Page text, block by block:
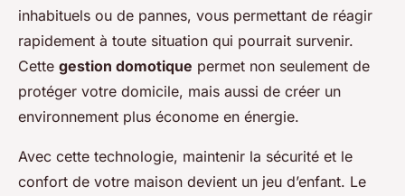
inhabituels ou de pannes, vous permettant de réagir
rapidement à toute situation qui pourrait survenir.
Cette gestion domotique permet non seulement de
protéger votre domicile, mais aussi de créer un
environnement plus économe en énergie.
Avec cette technologie, maintenir la sécurité et le
confort de votre maison devient un jeu d’enfant. Le